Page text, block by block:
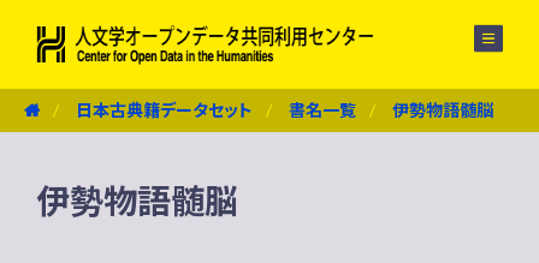
日本古典籍データセット 書名一覧 伊勢物語髄脳
伊勢物語髄脳